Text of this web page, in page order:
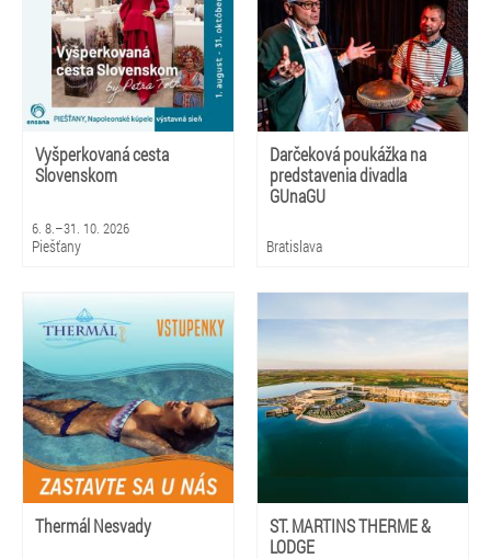
Vyšperkovaná cesta
Slovenskom
6. 8.–31. 10. 2026
Piešťany
Darčeková poukážka na
predstavenia divadla
GUnaGU
Bratislava
Thermál Nesvady
ST. MARTINS THERME &
LODGE